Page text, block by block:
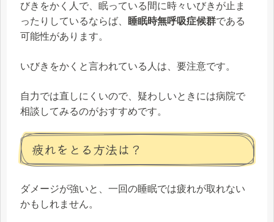
びきをかく人で、眠っている間に時々いびきが止ま
ったりしているならば、
睡眠時無呼吸症候群である
可能性があります。
いびきをかくと言われている人は、要注意です。
自力では直しにくいので、疑わしいときには病院で
相談してみるのがおすすめです。
疲れをとる方法は？
ダメージが強いと、一回の睡眠では疲れが取れない
かもしれません。